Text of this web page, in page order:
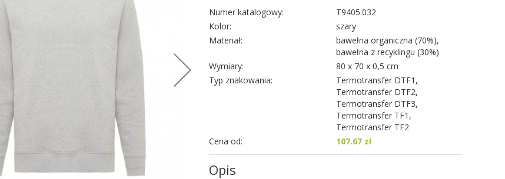
Numer katalogowy:
T9405.032
Kolor:
szary
Materiał:
bawełna organiczna (70%),
bawełna z recyklingu (30%)
Wymiary:
80 x 70 x 0,5 cm
Typ znakowania:
Termotransfer DTF1,
Termotransfer DTF2,
Termotransfer DTF3,
Termotransfer TF1,
Termotransfer TF2
Cena od:
107.67 zł
Opis